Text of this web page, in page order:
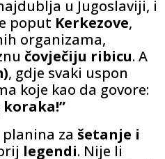
u Jugoslaviji, i
poput Kerkezove,
organizama,
čovječiju ribicu. A
, gdje svaki uspon
koje kao da govore:
za šetanje i
legendi. Nije li